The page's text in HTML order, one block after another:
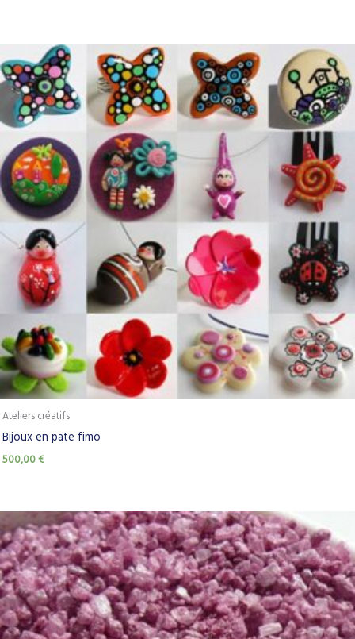
Ateliers créatifs
Bijoux en pate fimo
500,00€